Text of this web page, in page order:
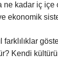
kadar iç
ekonomik
Kendi